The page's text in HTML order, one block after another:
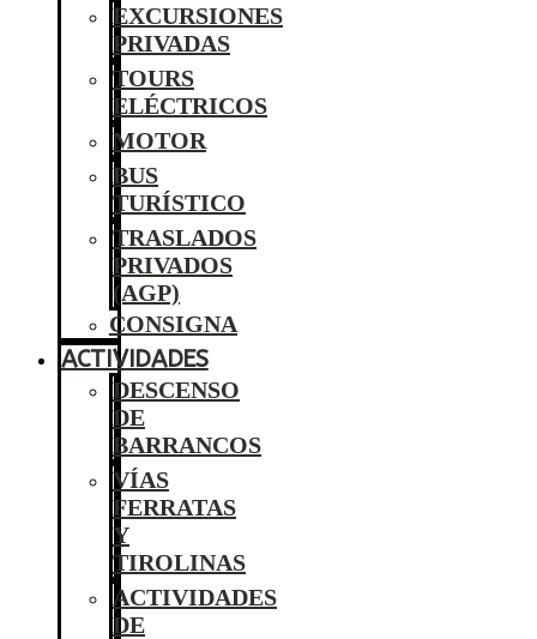
EXCURSIONES
PRIVADAS
TOURS
ELÉCTRICOS
MOTOR
BUS
TURÍSTICO
TRASLADOS
PRIVADOS
(AGP)
CONSIGNA
ACTIVIDADES
DESCENSO
DE
BARRANCOS
VÍAS
FERRATAS
Y
TIROLINAS
ACTIVIDADES
DE